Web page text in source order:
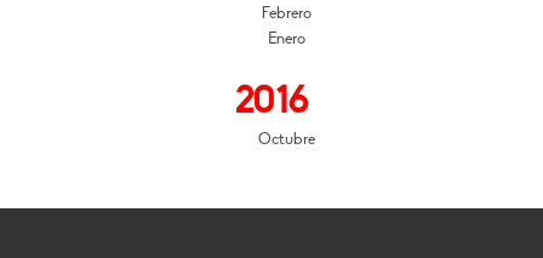
Febrero
Enero
2016
Octubre